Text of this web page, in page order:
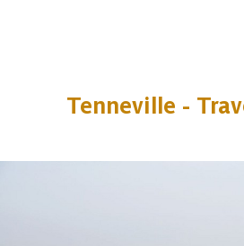
Tenneville -